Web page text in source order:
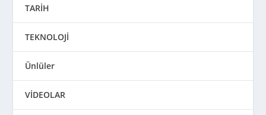
TARİH
TEKNOLOJİ
Ünlüler
VİDEOLAR